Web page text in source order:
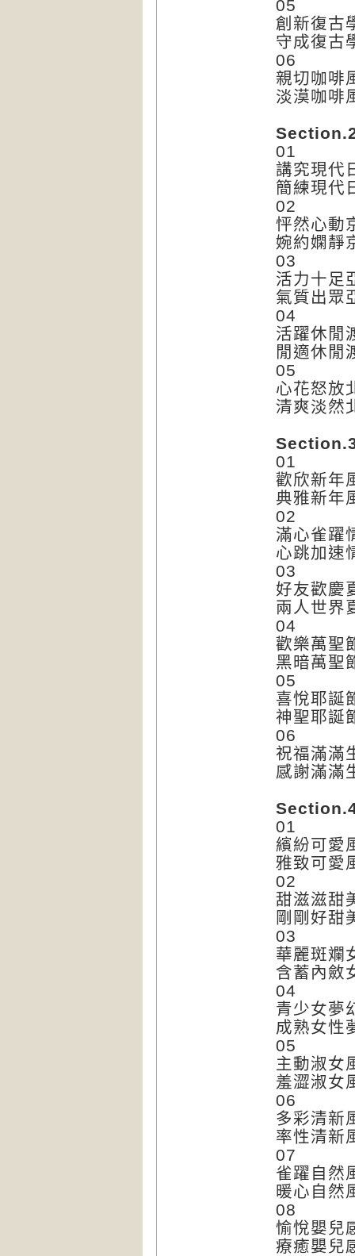
05
創新復古
守成復古
06
親切咖啡
淡漠咖啡
01
講究現代
簡練現代
02
怦然心動
婉約嫻靜
03
活力十足
氣質出眾
04
活躍休閒
閒適休閒
05
心花怒放
清爽淡然
01
歡欣新年
典雅新年
02
滿心雀躍
心跳加速
03
好友歡慶
兩人世界
04
歡樂萬聖
黑暗萬聖
05
喜悅耶誕
神聖耶誕
06
祝福滿滿
感謝滿滿
01
繽紛可愛
雅致可愛
02
甜滋滋甜
剛剛好甜
03
華麗斑斕
含蓄內斂
04
青少女夢
成熟女性
05
主動淑女
羞澀淑女
06
多彩清新
率性清新
07
雀躍自然
暖心自然
08
愉悅嬰兒
療癒嬰兒